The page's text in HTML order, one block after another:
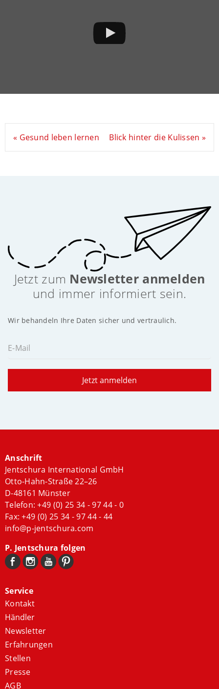
« Gesund leben lernen Blick hinter die Kulissen »
Jetzt zum Newsletter anmelden
und immer informiert sein.
Wir behandeln Ihre Daten sicher und vertraulich.
E-Mail
Jetzt anmelden
Anschrift
Jentschura International GmbH
Otto-Hahn-Straße 22–26
D-48161 Münster
Telefon:+49 (0) 25 34 - 97 44 - 0
Fax: +49 (0) 25 34 - 97 44 - 44
info@p-jentschura.com
P. Jentschura folgen
Service
Kontakt
Händler
Newsletter
Erfahrungen
Stellen
Presse
AGB